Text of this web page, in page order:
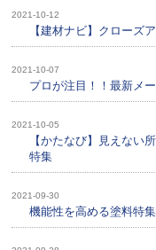
2021-10-12
【建材ナビ】クローズ
2021-10-07
プロが注目！！最新メ
2021-10-05
【かたなび】見えない
特集
2021-09-30
機能性を高める塗料特集